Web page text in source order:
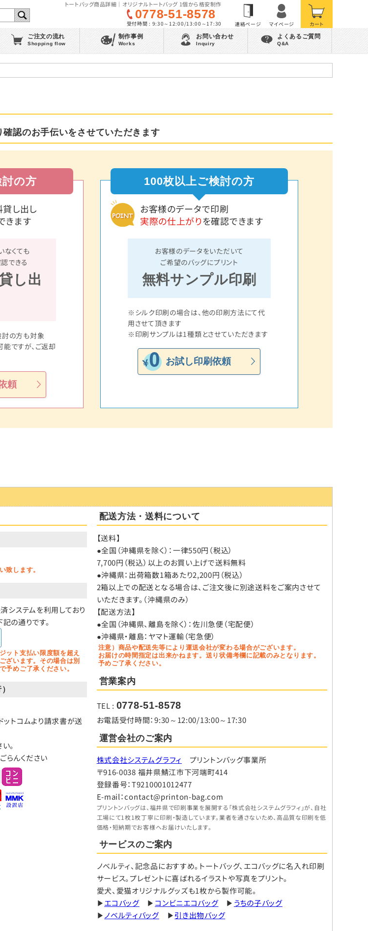
トートバッグ商品詳細｜オリジナルトートバッグ 1個から格安制作
0778-51-8578
受付時間 : 9:30～12:00/13:00～17:30
ご注文の流れ
Shopping flow
制作事例
Works
お問い合わせ
Inquiry
よくあるご質問
Q&A
認のお手伝いをさせていただきます
の方
し出し
きます
なくても
できる
し出
の方も対象
ですが、ご返却
頼
100枚以上ご検討の方
お客様のデータで印刷
実際の仕上がりを確認できます
お客様のデータをいただいて
ご希望のバッグにプリント
無料サンプル印刷
※シルク印刷の場合は、他の印刷方法にて代
用させて頂きます
※印刷サンプルは1種類とさせていただきます
お試し印刷依頼
致します。
システムを利用しており
の通りです。
ット支払い限度額を超え
ざいます。その場合は別
予めご了承ください。
トコムより請求書が送
。
らんください
配送方法・送料について
【送料】
●全国（沖縄県を除く）：一律550円（税込）
7,700円（税込）以上のお買い上げで送料無料
●沖縄県：出荷箱数1箱あたり2,200円（税込）
2箱以上での配送となる場合は、ご注文後に別途送料をご案内させて
いただきます。（沖縄県のみ）
【配送方法】
●全国（沖縄県、離島を除く）：佐川急便（宅配便）
●沖縄県・離島：ヤマト運輸（宅急便）
注意）商品や配送先等により運送会社が変わる場合がございます。
お届けの時間指定は出来かねます。送り状備考欄に記載のみとなります。
予めご了承ください。
営業案内
TEL : 0778-51-8578
お電話受付時間：9:30～12:00/13:00～17:30
運営会社のご案内
株式会社システムグラフィ プリントンバッグ事業所
〒916-0038 福井県鯖江市下河端町414
登録番号：T9210001012477
E-mail：contact@printon-bag.com
プリントンバッグは、福井県で印刷事業を展開する「株式会社システムグラフィ」が、自社
工場にて1枚1枚丁寧に印刷・製造しています。業者を通さないため、高品質な印刷を低
価格・短納期でお客様へお届けいたします。
サービスのご案内
ノベルティ、記念品におすすめ。トートバッグ、エコバッグに名入れ印刷
サービス。プレゼントに喜ばれるイラストや写真をプリント。
愛犬、愛猫オリジナルグッズも1枚から製作可能。
▶エコバッグ▶ コンビニエコバッグ▶ うちの子バッグ
▶ ノベルティバッグ▶引き出物バッグ